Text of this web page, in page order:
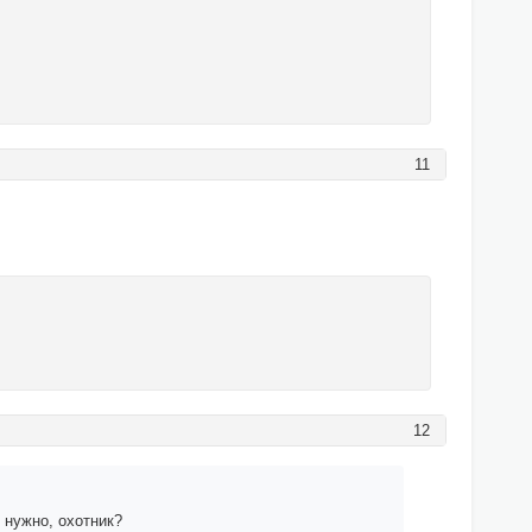
11
12
охотник?